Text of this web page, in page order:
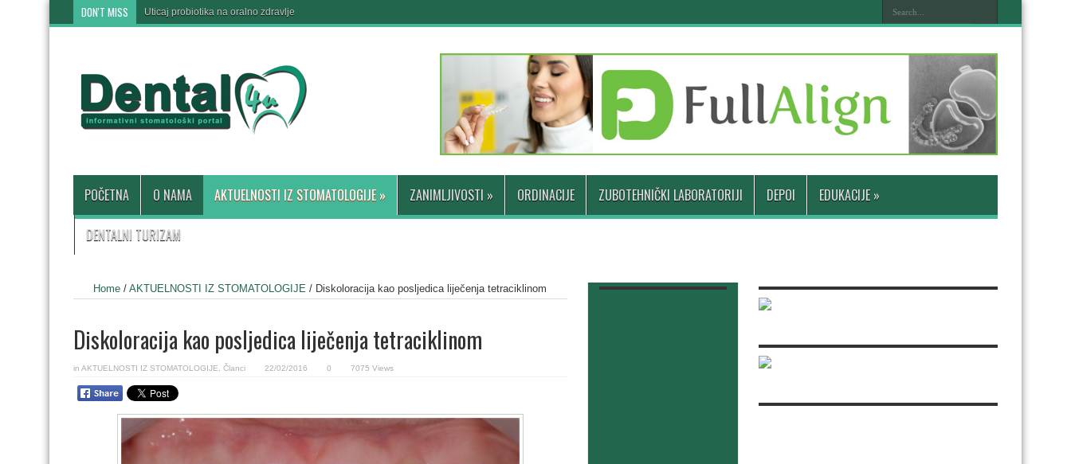
DON'T MISS Uticaj probiotika na oralno zdravlje
POČETNA O NAMA AKTUELNOSTI IZ STOMATOLOGIJE » ZANIMLJIVOSTI » ORDINACIJE ZUBOTEHNIČKI LABORATORIJI DEPOI EDUKACIJE »
DENTALNI TURIZAM
Home / AKTUELNOSTI IZ STOMATOLOGIJE / Diskoloracija kao posljedica liječenja tetraciklinom
Diskoloracija kao posljedica liječenja tetraciklinom
in AKTUELNOSTI IZ STOMATOLOGIJE Članci 22/02/2016 0 7075 Views